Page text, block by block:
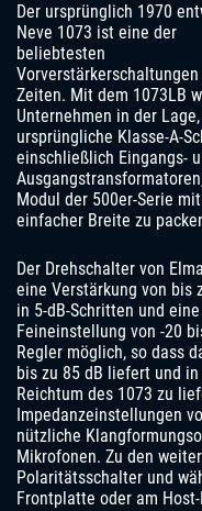
Der ursprünglich 1970
Neve 1073 ist eine der
beliebtesten
Zeiten. Mit dem 1073LB
Unternehmen in der
ursprüngliche Klasse-A-
einschließlich Eingangs-
Modul der 500er-Serie mit
einfacher Breite zu
Der Drehschalter von
eine Verstärkung von bis
in 5-dB-Schritten und eine
Feineinstellung von -20
Regler möglich, so dass
bis zu 85 dB liefert und
Reichtum des 1073 zu
Impedanzeinstellungen
nützliche
Mikrofonen. Zu den
Polaritätsschalter und
Frontplatte oder am